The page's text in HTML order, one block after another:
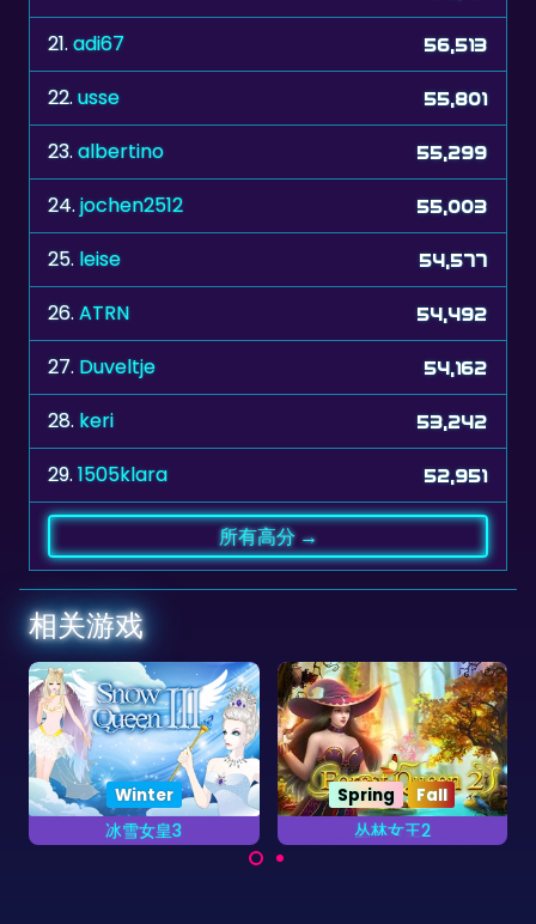
22.usse 55,801
23. albertino 55,299
24.jochen2512 55,003
25. leise 54,577
26. ATRN 54,492
27. Duveltje 54,162
28. keri 53,242
29. 1505klara 52,951
相关游戏
丛林女王2
Spring Fall
养大黑暗森林的魔宠。
亞特蘭提斯寶石
盡快消除有色背景。